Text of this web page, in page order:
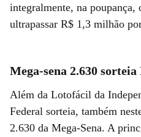
integralmente, na poupança,
ultrapassar R$ 1,3 milhão
Mega-sena 2.630
Além da Lotofácil da
Federal sorteia, também
2.630 da Mega-Sena. A